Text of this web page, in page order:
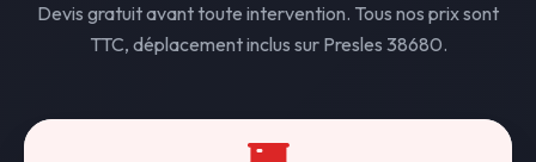
Devis gratuit avant toute intervention. Tous nos prix sont
TTC, déplacement inclus sur Presles 38680.